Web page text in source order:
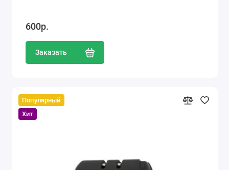
600р.
Заказать
Популярный
Хит